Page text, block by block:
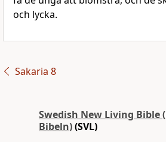
och lycka.
Sakaria 8
Swedish New Living Bible
Bibeln)(SVL)